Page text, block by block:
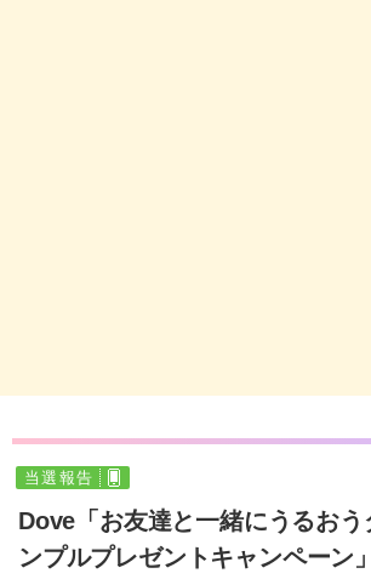
当選報告
Dove「お友達と一緒にうるおう
ンプルプレゼントキャンペーン」